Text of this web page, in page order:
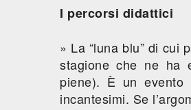
I percorsi didattici
» La “luna blu” di cui
stagione che ne ha
piene). È un evento
incantesimi. Se